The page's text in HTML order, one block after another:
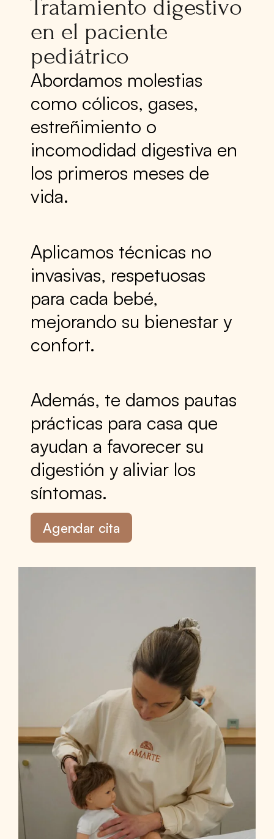
Tratamiento digestivo
en el paciente
pediátrico
Abordamos molestias
como cólicos, gases,
estreñimiento o
incomodidad digestiva en
los primeros meses de
vida.
Aplicamos técnicas no
invasivas, respetuosas
para cada bebé,
mejorando su bienestar y
confort.
Además, te damos pautas
prácticas para casa que
ayudan a favorecer su
digestión y aliviar los
síntomas.
Agendar cita